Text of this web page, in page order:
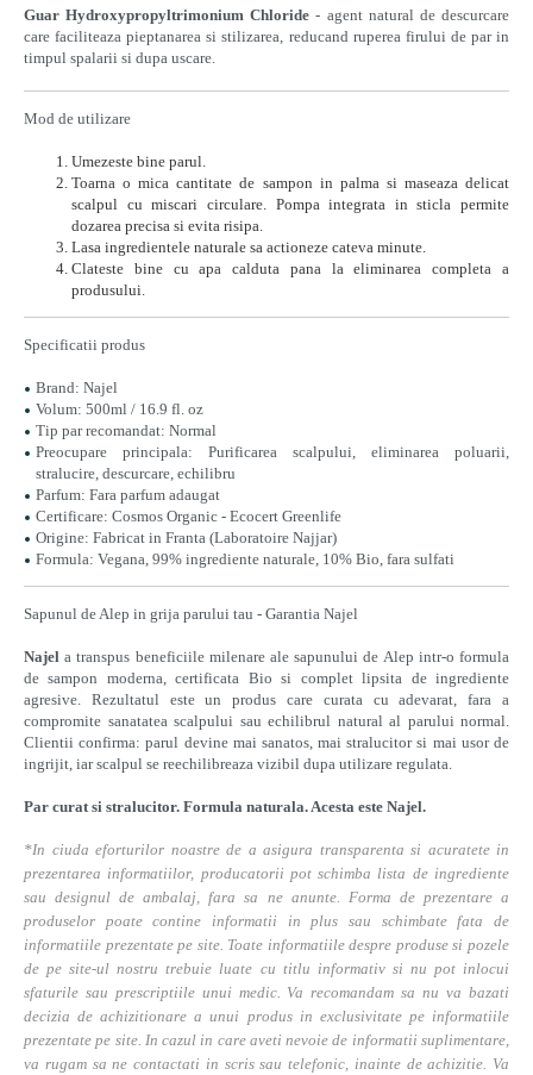
Guar Hydroxypropyltrimonium Chloride - agent natural de descurcare
care faciliteaza pieptanarea si stilizarea, reducand ruperea firului de par in
timpul spalarii si dupa uscare.
Mod de utilizare
Umezeste bine parul.
Toarna o mica cantitate de sampon in palma si maseaza delicat
scalpul cu miscari circulare. Pompa integrata in sticla permite
dozarea precisa si evita risipa.
Lasa ingredientele naturale sa actioneze cateva minute.
Clateste bine cu apa calduta pana la eliminarea completa a
produsului.
Specificatii produs
Brand: Najel
Volum: 500ml / 16.9 fl. oz
Tip par recomandat: Normal
Preocupare principala: Purificarea scalpului, eliminarea poluarii,
stralucire, descurcare, echilibru
Parfum: Fara parfum adaugat
Certificare: Cosmos Organic - Ecocert Greenlife
Origine: Fabricat in Franta (Laboratoire Najjar)
Formula: Vegana, 99% ingrediente naturale, 10% Bio, fara sulfati
Sapunul de Alep in grija parului tau - Garantia Najel
Najel a transpus beneficiile milenare ale sapunului de Alep intr-o formula
de sampon moderna, certificata Bio si complet lipsita de ingrediente
agresive. Rezultatul este un produs care curata cu adevarat, fara a
compromite sanatatea scalpului sau echilibrul natural al parului normal.
Clientii confirma: parul devine mai sanatos, mai stralucitor si mai usor de
ingrijit, iar scalpul se reechilibreaza vizibil dupa utilizare regulata.
Par curat si stralucitor. Formula naturala. Acesta este Najel.
*In ciuda eforturilor noastre de a asigura transparenta si acuratete in
prezentarea informatiilor, producatorii pot schimba lista de ingrediente
sau designul de ambalaj, fara sa ne anunte. Forma de prezentare a
produselor poate contine informatii in plus sau schimbate fata de
informatiile prezentate pe site. Toate informatiile despre produse si pozele
de pe site-ul nostru trebuie luate cu titlu informativ si nu pot inlocui
sfaturile sau prescriptiile unui medic. Va recomandam sa nu va bazati
decizia de achizitionare a unui produs in exclusivitate pe informatiile
prezentate pe site. In cazul in care aveti nevoie de informatii suplimentare,
va rugam sa ne contactati in scris sau telefonic, inainte de achizitie. Va